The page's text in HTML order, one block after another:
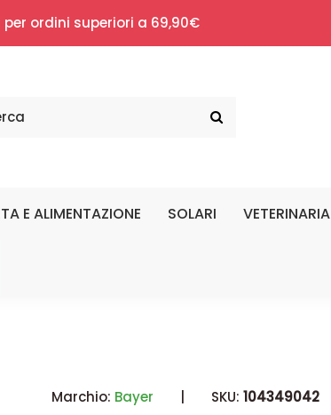
ordini superiori a 69,90€
E ALIMENTAZIONE SOLARI VETERINARIA
Marchio: Bayer | SKU: 104349042